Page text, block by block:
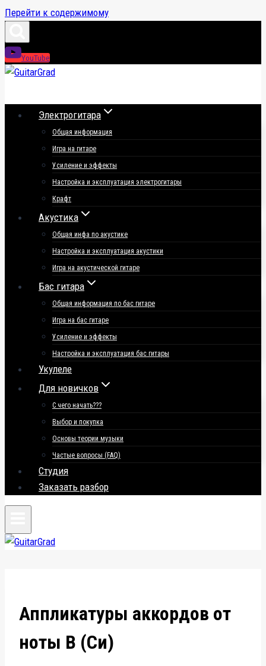
Перейти к содержимому
YouTube
Электрогитара
Общая информация
Игра на гитаре
Усиление и эффекты
Настройка и эксплуатация электрогитары
Крафт
Акустика
Общая инфа по акустике
Настройка и эксплуатация акустики
Игра на акустической гитаре
Бас гитара
Общая информация по бас гитаре
Игра на бас гитаре
Усиление и эффекты
Настройка и эксплуатация бас гитары
Укулеле
Для новичков
С чего начать???
Выбор и покупка
Основы теории музыки
Частые вопросы (FAQ)
Студия
Заказать разбор
Аппликатуры аккордов от
ноты B (Си)